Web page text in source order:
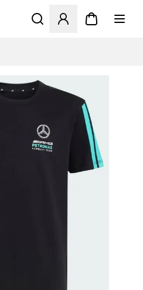
Åbner en Modal til at